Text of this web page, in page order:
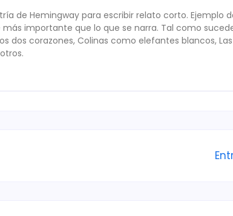
de Hemingway para escribir relato corto. Ejemplo
más importante que lo que se narra. Tal como
dos corazones, Colinas como elefantes blancos,